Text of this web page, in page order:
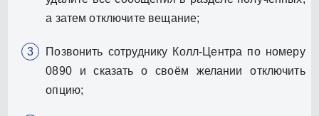
а затем отключите вещание;
Позвонить сотруднику Колл-Центра по номеру
0890 и сказать о своём желании отключить
опцию;